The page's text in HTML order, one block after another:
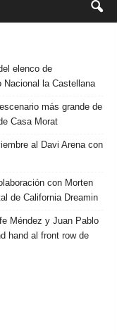
elenco de
Nacional la Castellana
más grande de
Casa Morat
al Davi Arena con
con Morten
de California Dreamin
Méndez y Juan Pablo
hand al front row de